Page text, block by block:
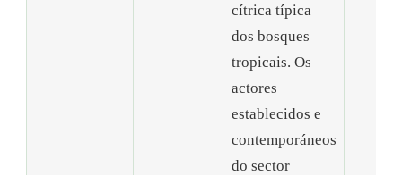
cítrica típica
dos bosques
tropicais. Os
actores
establecidos e
contemporáneos
do sector